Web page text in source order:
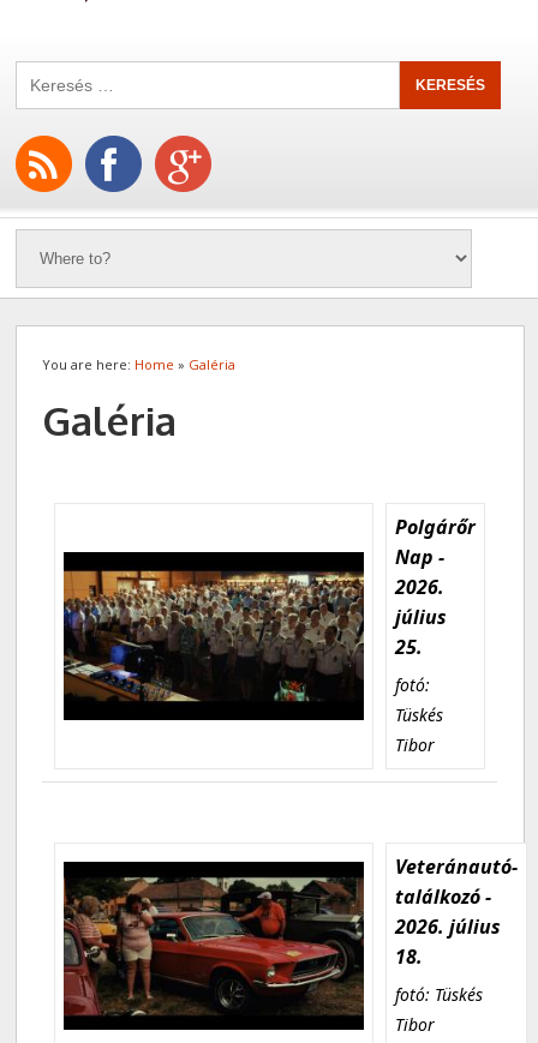
You are here: Home » Galéria
Galéria
Polgárőr
Nap -
2026.
július
25.
fotó:
Tüskés
Tibor
Veteránautó-
találkozó -
2026. július
18.
fotó: Tüskés
Tibor